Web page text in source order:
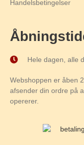
Handelsbetingelser
Hele dagen, alle
Webshoppen er åben
afsender din ordre på
opererer.